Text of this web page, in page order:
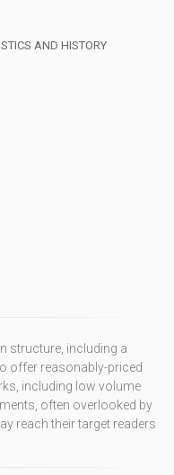
AND HISTORY
structure, including a
offer reasonably-priced
including low volume
often overlooked by
reach their target readers